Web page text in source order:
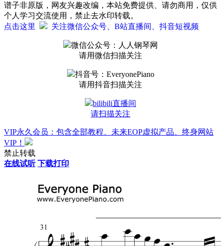
谱子非原版，网友兴趣改编，本站免费提供、请勿商用，仅供
个人学习交流使用，禁止去水印转载。
点击这里
关注微信公众号、B站直播间、抖音短视频
微信公众号：人人钢琴网
请用微信扫描关注
抖音号：EveryonePiano
请用抖音扫描关注
bilibili直播间
请扫描关注
VIP永久会员：包含全部教程、未来EOP虚拟产品、终身网站
VIP！
禁止转载
在线试听 下载打印